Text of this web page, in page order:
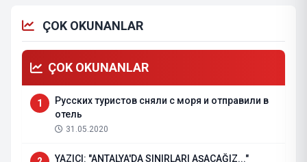
ÇOK OKUNANLAR
ÇOK OKUNANLAR
1
Русских туристов сняли с моря и отправили в
отель
31.05.2020
YAZICI: "ANTALYA'DA SINIRLARI AŞACAĞIZ..."